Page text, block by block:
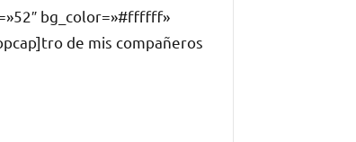
bg_color=»#ffffff»
de mis compañeros